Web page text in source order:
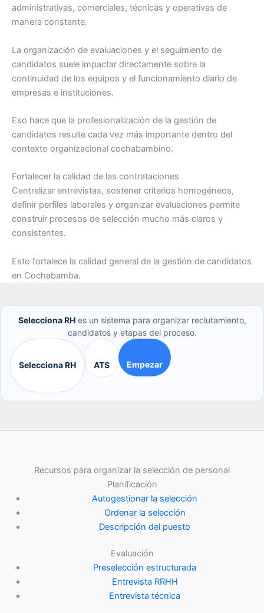
administrativas, comerciales, técnicas y operativas de
manera constante.
La organización de evaluaciones y el seguimiento de
candidatos suele impactar directamente sobre la
continuidad de los equipos y el funcionamiento diario de
empresas e instituciones.
Eso hace que la profesionalización de la gestión de
candidatos resulte cada vez más importante dentro del
contexto organizacional cochabambino.
Fortalecer la calidad de las contrataciones
Centralizar entrevistas, sostener criterios homogéneos,
definir perfiles laborales y organizar evaluaciones permite
construir procesos de selección mucho más claros y
consistentes.
Esto fortalece la calidad general de la gestión de candidatos
en Cochabamba.
Selecciona RHes un sistema para organizar reclutamiento,
candidatos y etapas del proceso.
Selecciona RH ATS Empezar
Recursos para organizar la selección de personal
Planificación
Autogestionar la selección
Ordenar la selección
Descripción del puesto
Evaluación
Preselección estructurada
Entrevista RRHH
Entrevista técnica